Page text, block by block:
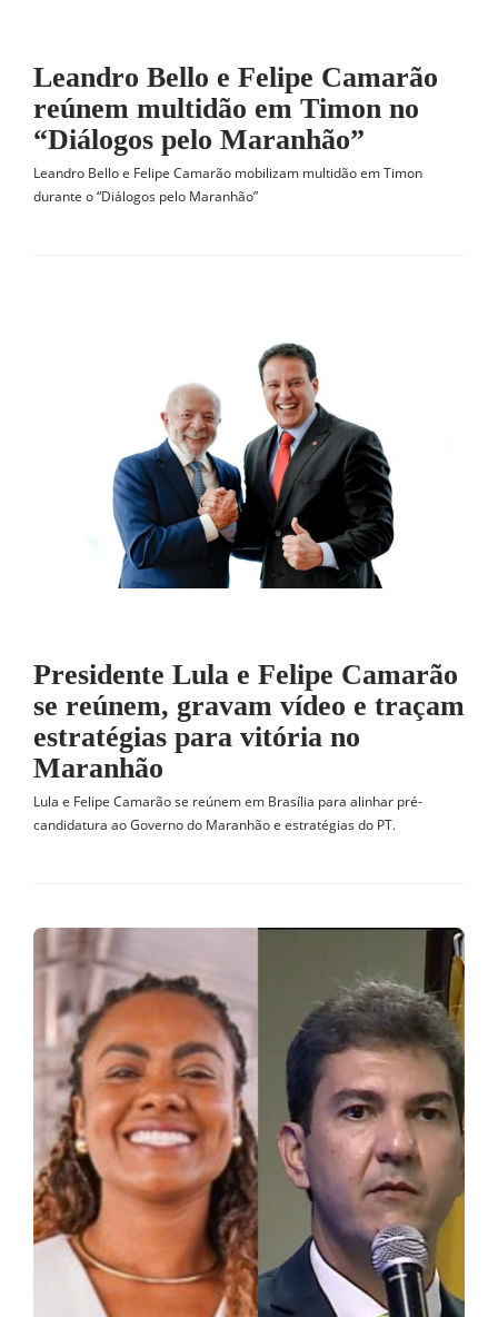
Leandro Bello e Felipe Camarão
reúnem multidão em Timon no
“Diálogos pelo Maranhão”
Leandro Bello e Felipe Camarão mobilizam multidão em Timon
durante o “Diálogos pelo Maranhão”
Presidente Lula e Felipe Camarão
se reúnem, gravam vídeo e traçam
estratégias para vitória no
Maranhão
Lula e Felipe Camarão se reúnem em Brasília para alinhar pré-
candidatura ao Governo do Maranhão e estratégias do PT.